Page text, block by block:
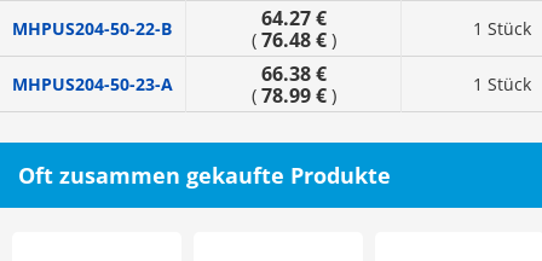
MHPUS204-50-22-B 64.27 €
( 76.48 €) 1 Stück
MHPUS204-50-23-A 66.38 €
( 78.99 €) 1 Stück
Oft zusammen gekaufte Produkte